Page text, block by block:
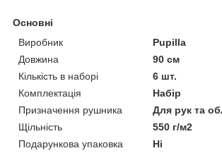
Основні
Виробник
Pupilla
Довжина
90 см
Кількість в наборі
6 шт.
Комплектація
Набір
Призначення рушника
Для рук та
Щільність
550 г/м2
Подарункова упаковка
Ні